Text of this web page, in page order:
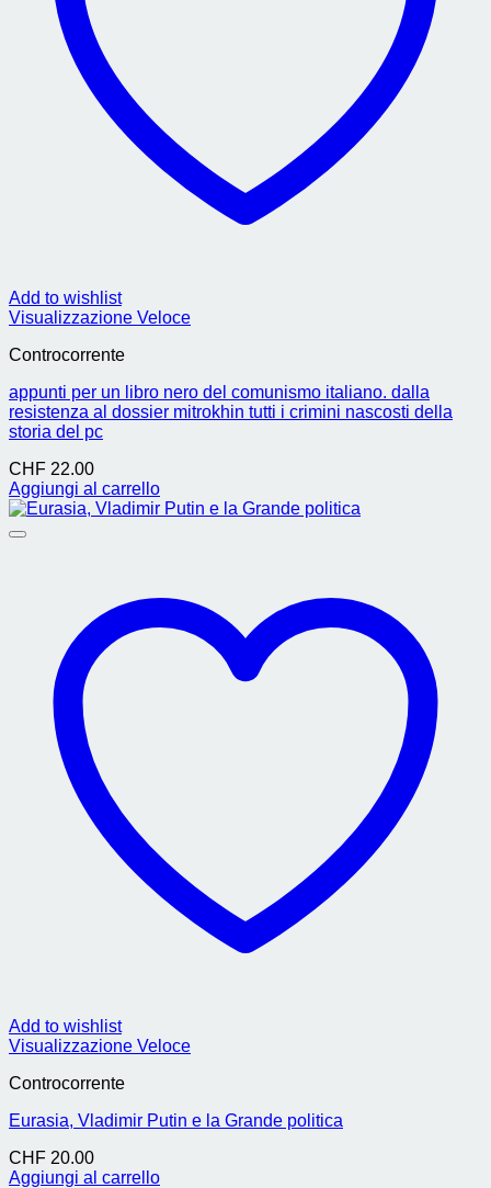
Add to wishlist
Visualizzazione Veloce
Controcorrente
appunti per un libro nero del comunismo italiano. dalla
resistenza al dossier mitrokhin tutti i crimini nascosti della
storia del pc
CHF 22.00
Aggiungi al carrello
Add to wishlist
Visualizzazione Veloce
Controcorrente
Eurasia, Vladimir Putin e la Grande politica
CHF 20.00
Aggiungi al carrello